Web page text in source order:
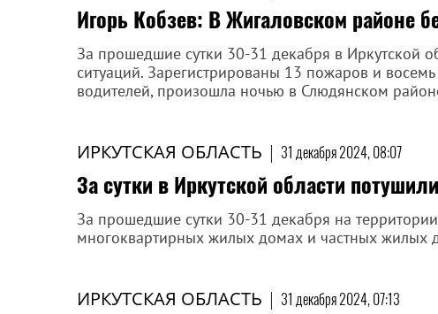
Игорь Кобзев: В Жигаловском районе
За прошедшие сутки 30-31 декабря в Иркутской
ситуаций. Зарегистрированы 13 пожаров и
водителей, произошла ночью в Слюдянском
ИРКУТСКАЯ ОБЛАСТЬ | 31 декабря 2024, 08:07
За сутки в Иркутской области
За прошедшие сутки 30-31 декабря на
многоквартирных жилых домах и частных
ИРКУТСКАЯ ОБЛАСТЬ | 31 декабря 2024, 07:13